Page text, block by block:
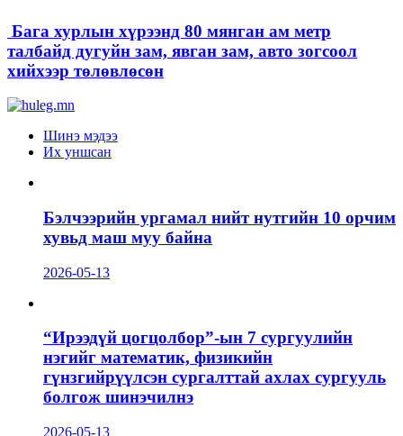
Бага хурлын хүрээнд 80 мянган ам метр
талбайд дугуйн зам, явган зам, авто зогсоол
хийхээр төлөвлөсөн
Шинэ мэдээ
Их уншсан
Бэлчээрийн ургамал нийт нутгийн 10 орчим
хувьд маш муу байна
2026-05-13
“Ирээдүй цогцолбор”-ын 7 сургуулийн
нэгийг математик, физикийн
гүнзгийрүүлсэн сургалттай ахлах сургууль
болгож шинэчилнэ
2026-05-13